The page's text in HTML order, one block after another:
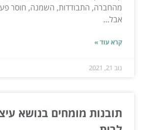
מהחברה, התבודדות, השמנה, חוסר
אבל...
קרא עוד »
נוב 21, 2021
תובנות מומחים בנושא